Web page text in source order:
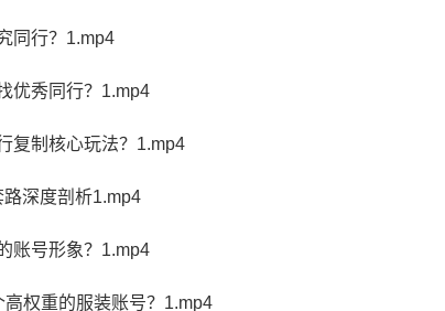
同行？1.mp4
优秀同行？1.mp4
复制核心玩法？1.mp4
深度剖析1.mp4
账号形象？1.mp4
权重的服装账号？1.mp4